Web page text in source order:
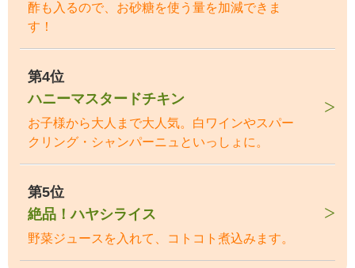
酢も入るので、お砂糖を使う量を加減できま
す！
第4位
ハニーマスタードチキン
お子様から大人まで大人気。白ワインやスパー
クリング・シャンパーニュといっしょに。
第5位
絶品！ハヤシライス
野菜ジュースを入れて、コトコト煮込みます。